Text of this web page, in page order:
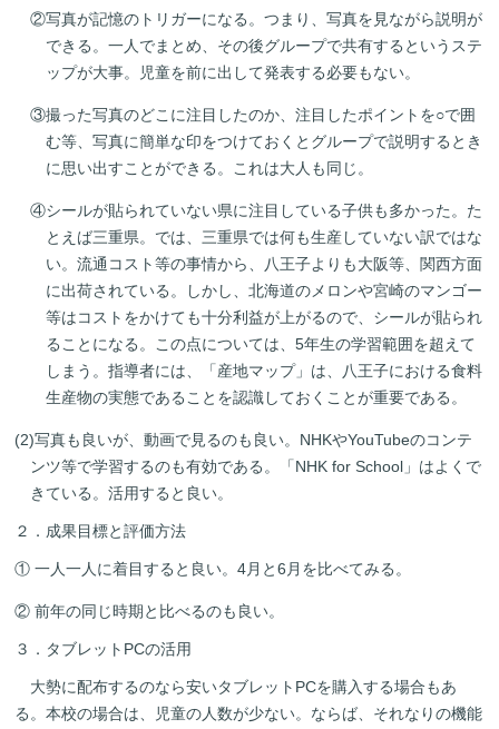
②写真が記憶のトリガーになる。つまり、写真を見ながら説明が
できる。一人でまとめ、その後グループで共有するというステ
ップが大事。児童を前に出して発表する必要もない。
③撮った写真のどこに注目したのか、注目したポイントを○で囲
む等、写真に簡単な印をつけておくとグループで説明するとき
に思い出すことができる。これは大人も同じ。
④シールが貼られていない県に注目している子供も多かった。た
とえば三重県。では、三重県では何も生産していない訳ではな
い。流通コスト等の事情から、八王子よりも大阪等、関西方面
に出荷されている。しかし、北海道のメロンや宮崎のマンゴー
等はコストをかけても十分利益が上がるので、シールが貼られ
ることになる。この点については、5年生の学習範囲を超えて
しまう。指導者には、「産地マップ」は、八王子における食料
生産物の実態であることを認識しておくことが重要である。
(2)写真も良いが、動画で見るのも良い。NHKやYouTubeのコンテ
ンツ等で学習するのも有効である。「NHK for School」はよくで
きている。活用すると良い。
２．成果目標と評価方法
① 一人一人に着目すると良い。4月と6月を比べてみる。
② 前年の同じ時期と比べるのも良い。
３．タブレットPCの活用
大勢に配布するのなら安いタブレットPCを購入する場合もあ
る。本校の場合は、児童の人数が少ない。ならば、それなりの機能